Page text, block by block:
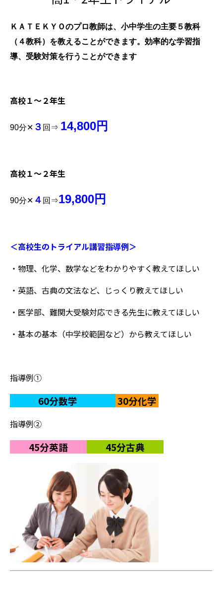
ＫＡＴＥＫＹＯのプロ教師は、小中学生の主要５教科
（４教科）を教えることができます。効率的な学習指
導、受験対策を行うことができます
高校１～２年生
90分✕ ３ 回⇒ 14,800円
高校１～２年生
90分✕ ４ 回⇒19,800円
＜高校生のトライアル講習指導例＞
・物理、化学、数学などをわかりやすく教えてほしい
・英語、古典の文法など、じっくり教えてほしい
・医学部、難関大受験対応できる先生に教えてほしい
・基本の基本（中学校範囲など）から教えてほしい
指導例①
60分数学 30分化学
指導例②
45分英語 45分古典